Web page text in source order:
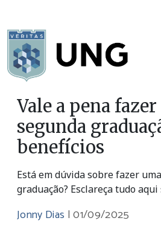
Vale a pena
segunda
benefícios
Está em dúvida sobre fazer
graduação? Esclareça tudo
Jonny Dias |01/09/2025